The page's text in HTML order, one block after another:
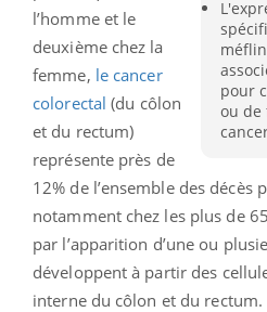
pour
ou de
l’homme et le
deuxième chez la
femme, le cancer
colorectal (du côlon
et du rectum)
représente près de
12% de l’ensemble des décès
notamment chez les plus de
par l’apparition d’une ou
développent à partir des
interne du côlon et du rectum.